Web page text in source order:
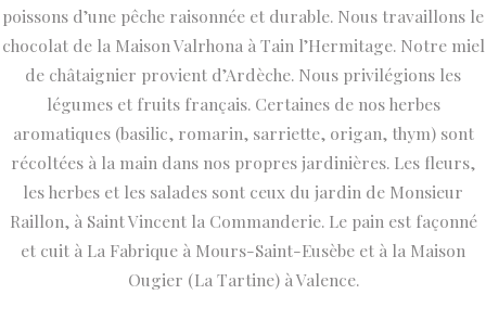
poissons d’une pêche raisonnée et durable. Nous travaillons le
chocolat de la Maison Valrhona à Tain l’Hermitage. Notre miel
de châtaignier provient d’Ardèche. Nous privilégions les
légumes et fruits français. Certaines de nos herbes
aromatiques (basilic, romarin, sarriette, origan, thym) sont
récoltées à la main dans nos propres jardinières. Les fleurs,
les herbes et les salades sont ceux du jardin de Monsieur
Raillon, à Saint Vincent la Commanderie. Le pain est façonné
et cuit à La Fabrique à Mours-Saint-Eusèbe et à la Maison
Ougier (La Tartine) à Valence.